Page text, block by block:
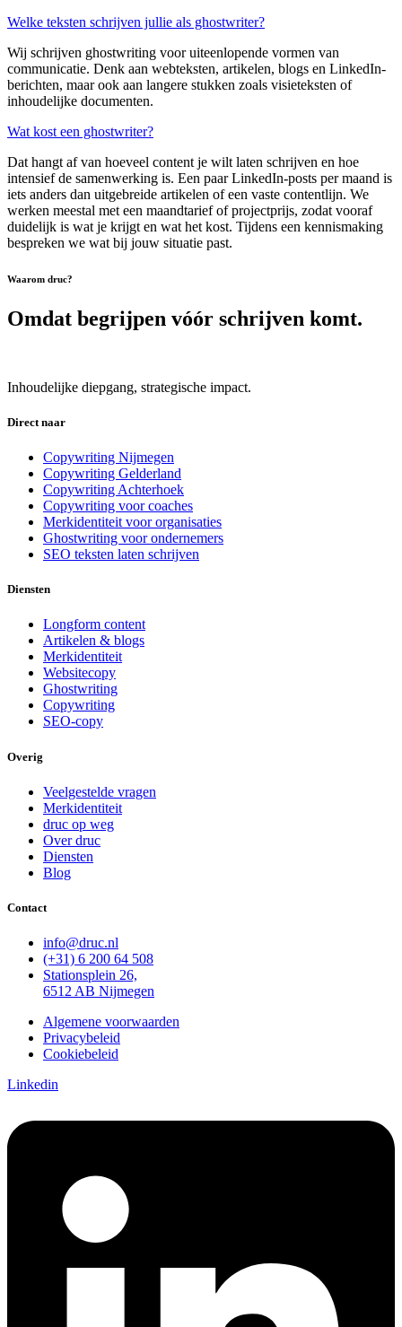
Welke teksten schrijven jullie als ghostwriter?
Wij schrijven ghostwriting voor uiteenlopende vormen van
communicatie. Denk aan webteksten, artikelen, blogs en LinkedIn-
berichten, maar ook aan langere stukken zoals visieteksten of
inhoudelijke documenten.
Wat kost een ghostwriter?
Dat hangt af van hoeveel content je wilt laten schrijven en hoe
intensief de samenwerking is. Een paar LinkedIn-posts per maand is
iets anders dan uitgebreide artikelen of een vaste contentlijn. We
werken meestal met een maandtarief of projectprijs, zodat vooraf
duidelijk is wat je krijgt en wat het kost. Tijdens een kennismaking
bespreken we wat bij jouw situatie past.
Waarom druc?
Omdat begrijpen vóór schrijven komt.
Inhoudelijke diepgang, strategische impact.
Direct naar
Copywriting Nijmegen
Copywriting Gelderland
Copywriting Achterhoek
Copywriting voor coaches
Merkidentiteit voor organisaties
Ghostwriting voor ondernemers
SEO teksten laten schrijven
Diensten
Longform content
Artikelen & blogs
Merkidentiteit
Websitecopy
Ghostwriting
Copywriting
SEO-copy
Overig
Veelgestelde vragen
Merkidentiteit
druc op weg
Over druc
Diensten
Blog
Contact
info@druc.nl
(+31) 6 200 64 508
Stationsplein 26,
6512 AB Nijmegen
Algemene voorwaarden
Privacybeleid
Cookiebeleid
Linkedin